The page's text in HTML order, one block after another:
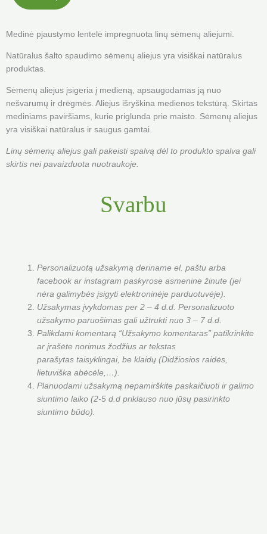
Medinė pjaustymo lentelė impregnuota linų sėmenų aliejumi.
Natūralus šalto spaudimo sėmenų aliejus yra visiškai natūralus
produktas.
Sėmenų aliejus įsigeria į medieną, apsaugodamas ją nuo
nešvarumų ir drėgmės. Aliejus išryškina medienos tekstūrą. Skirtas
mediniams paviršiams, kurie priglunda prie maisto. Sėmenų aliejus
yra visiškai natūralus ir saugus gamtai.
Linų sėmenų aliejus gali pakeisti spalvą dėl to produkto spalva gali
skirtis nei pavaizduota nuotraukoje.
Svarbu
Personalizuotą užsakymą deriname el. paštu arba
facebook ar instagram paskyrose asmenine žinute (jei
nėra galimybės įsigyti elektroninėje parduotuvėje).
Užsakymas įvykdomas per 2 – 4 d.d. Personalizuoto
užsakymo paruošimas gali užtrukti nuo 3 – 7 d.d.
Palikdami komentarą “Užsakymo komentaras” patikrinkite
ar įrašėte norimus žodžius ar tekstas
parašytas taisyklingai, be klaidų (Didžiosios raidės,
lietuviška abėcėle,…).
Planuodami užsakymą nepamirškite paskaičiuoti ir galimo
siuntimo laiko (2-5 d.d priklauso nuo jūsų pasirinkto
siuntimo būdo).